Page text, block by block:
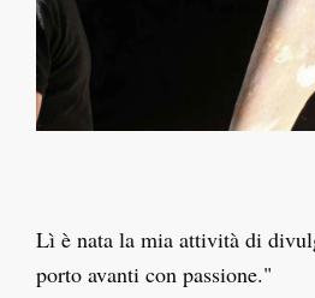
Lì è nata la mia attività di
porto avanti con passione."